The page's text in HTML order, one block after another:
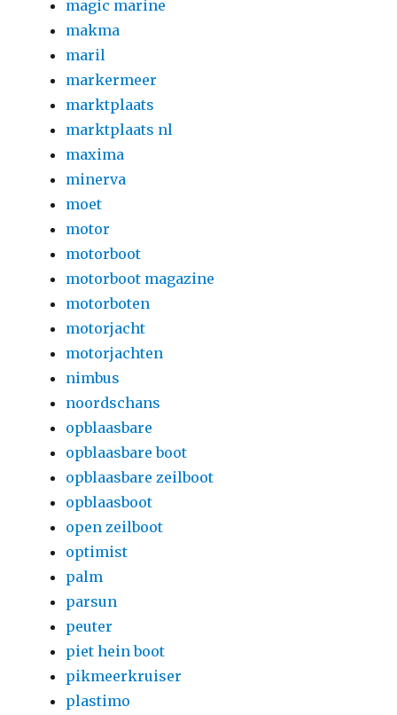
magic marine
makma
maril
markermeer
marktplaats
marktplaats nl
maxima
minerva
moet
motor
motorboot
motorboot magazine
motorboten
motorjacht
motorjachten
nimbus
noordschans
opblaasbare
opblaasbare boot
opblaasbare zeilboot
opblaasboot
open zeilboot
optimist
palm
parsun
peuter
piet hein boot
pikmeerkruiser
plastimo